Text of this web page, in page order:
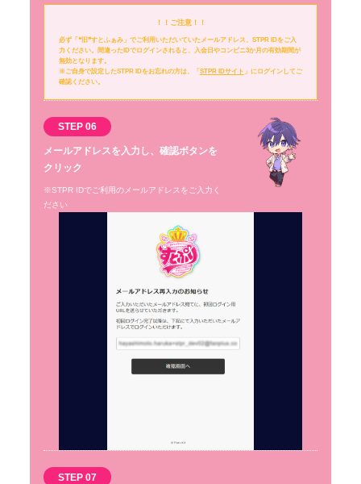
！！ご注意！！
必ず「❝旧❞すとふぁみ」でご利用いただいていたメールアドレス、STPR IDをご入
力ください。間違ったIDでログインされると、入会日やコンビニ3か月の有効期間が
無効となります。
※ご自身で設定したSTPR IDをお忘れの方は、「STPR IDサイト 」にログインしてご
確認ください。
STEP 06
メールアドレスを入力し、確認ボタンを
クリック
※STPR IDでご利用のメールアドレスをご入力く
ださい
STEP 07